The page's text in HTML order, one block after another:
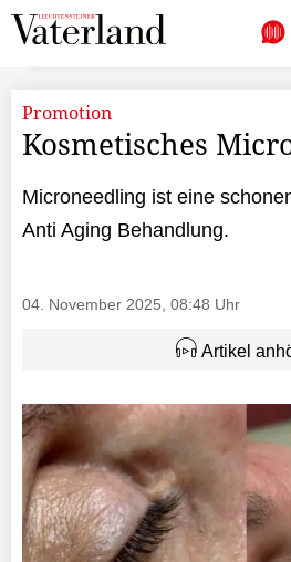
Promotion
Kosmetisches
Microneedling ist eine
Anti Aging Behandlung.
04. November 2025, 08:48 Uhr
Artikel